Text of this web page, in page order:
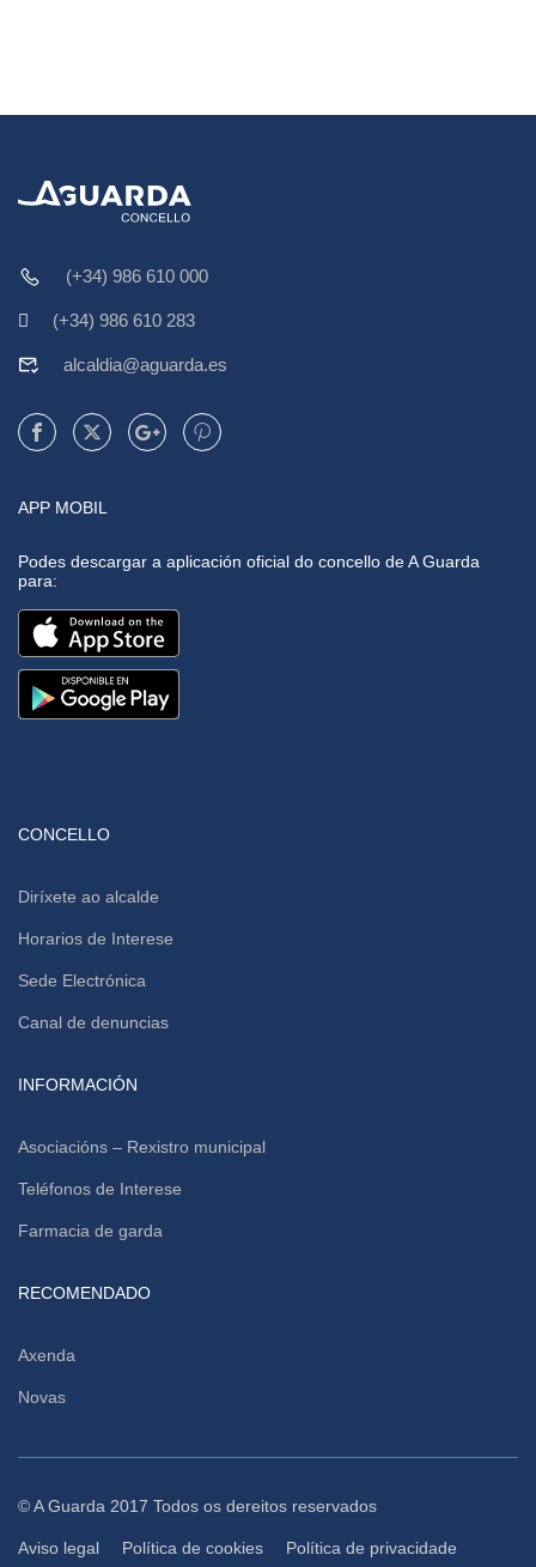
(+34) 986 610 000
(+34) 986 610 283
alcaldia@aguarda.es
APP MOBIL
Podes descargar a aplicación oficial do concello de A Guarda
para:
CONCELLO
Diríxete ao alcalde
Horarios de Interese
Sede Electrónica
Canal de denuncias
INFORMACIÓN
Asociacións – Rexistro municipal
Teléfonos de Interese
Farmacia de garda
RECOMENDADO
Axenda
Novas
© A Guarda 2017 Todos os dereitos reservados
Aviso legal Política de cookies Política de privacidade